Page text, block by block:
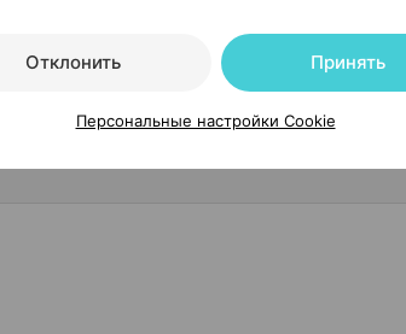
Отклонить Принять
Персональные настройки Cookie